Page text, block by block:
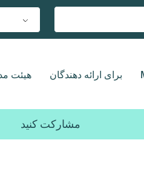
برای ارائه دهندگان هیئت
مشارکت کنید